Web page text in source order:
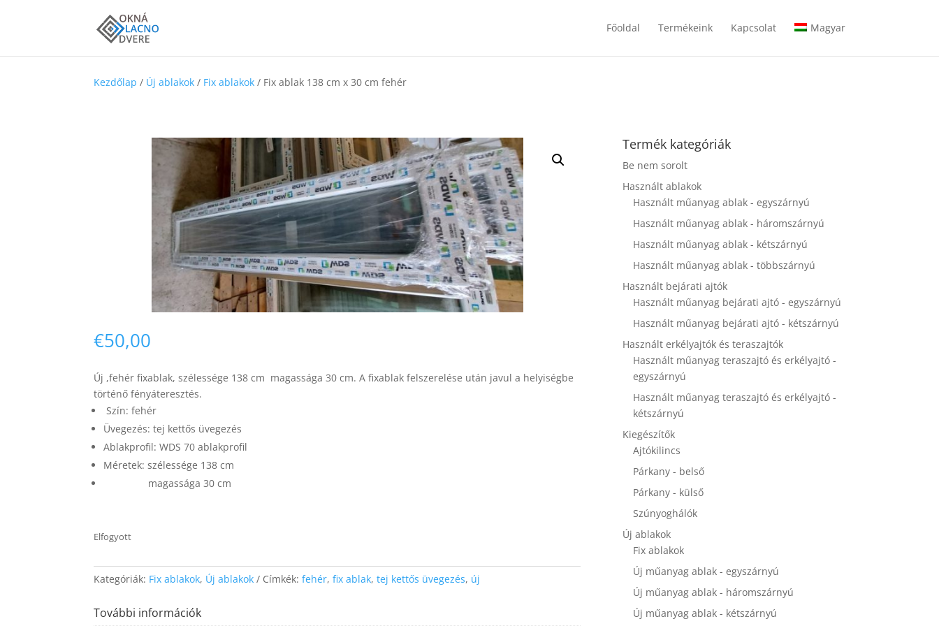
Főoldal Termékeink Kapcsolat Magyar
Kezdőlap / Új ablakok / Fix ablakok / Fix ablak 138 cm x 30 cm fehér
€50,00
Új ,fehér fixablak, szélessége 138 cm magassága 30 cm. A fixablak felszerelése után javul a helyiségbe
történő fényáteresztés.
Szín: fehér
Üvegezés: tej kettős üvegezés
Ablakprofil: WDS 70 ablakprofil
Méretek: szélessége 138 cm
magassága 30 cm
Elfogyott
Kategóriák: Fix ablakok, Új ablakok Címkék:fehér,fix ablak,tej kettős üvegezés, új
További információk
Termék kategóriák
Be nem sorolt
Használt ablakok
Használt műanyag ablak - egyszárnyú
Használt műanyag ablak - háromszárnyú
Használt műanyag ablak - kétszárnyú
Használt műanyag ablak - többszárnyú
Használt bejárati ajtók
Használt műanyag bejárati ajtó - egyszárnyú
Használt műanyag bejárati ajtó - kétszárnyú
Használt erkélyajtók és teraszajtók
Használt műanyag teraszajtó és erkélyajtó -
egyszárnyú
Használt műanyag teraszajtó és erkélyajtó -
kétszárnyú
Kiegészítők
Ajtókilincs
Párkany - belső
Párkany - külső
Szúnyoghálók
Új ablakok
Fix ablakok
Új műanyag ablak - egyszárnyú
Új műanyag ablak - háromszárnyú
Új műanyag ablak - kétszárnyú